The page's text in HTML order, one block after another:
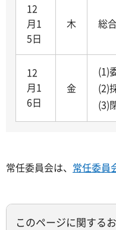
12
月1
5日
木 総
12
月1
6日
金
(1)
(2)
(3)
常任委員会は、 常任委員
このページに関する